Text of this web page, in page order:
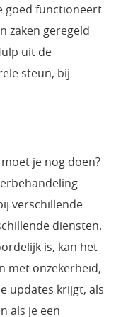
goed functioneert
zaken geregeld
uit de
steun, bij
je nog doen?
verschillende
diensten.
is, kan het
met onzekerheid,
updates krijgt, als
als je een